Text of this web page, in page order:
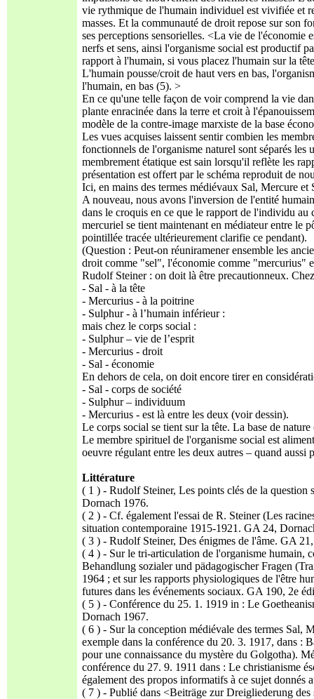
vie rythmique de l'humain individuel est vivifiée et
masses. Et la communauté de droit repose sur son
ses perceptions sensorielles. <La vie de l'économie
nerfs et sens, ainsi l'organisme social est productif
rapport à l'humain, si vous placez l'humain sur la
L'humain pousse/croit de haut vers en bas,
l'humain, en bas (5). >
En ce qu'une telle façon de voir comprend la vie
plante enracinée dans la terre et croit à
modèle de la contre-image marxiste de la base
Les vues acquises laissent sentir combien les
fonctionnels de l'organisme naturel sont séparés
membrement étatique est sain lorsqu'il reflète les
présentation est offert par le schéma reproduit de
Ici, en mains des termes médiévaux Sal, Mercure
A nouveau, nous avons l'inversion de l'entité
dans le croquis en ce que le rapport de l'individu au
mercuriel se tient maintenant en médiateur entre
pointillée tracée ultérieurement clarifie ce pendant).
(Question : Peut-on réuniramener ensemble les
droit comme "sel", l'économie comme "mercurius"
Rudolf Steiner : on doit là être precautionneux.
- Sal - à la tête
- Mercurius - à la poitrine
- Sulphur - à l’humain inférieur :
mais chez le corps social :
- Sulphur – vie de l’esprit
- Mercurius - droit
- Sal - économie
En dehors de cela, on doit encore tirer en
- Sal - corps de société
- Sulphur – individuum
- Mercurius - est là entre les deux (voir dessin).
Le corps social se tient sur la tête. La base de
Le membre spirituel de l'organisme social est
oeuvre régulant entre les deux autres – quand aussi
Littérature
( 1 ) - Rudolf Steiner, Les points clés de la question
Dornach 1976.
( 2 ) - Cf. également l'essai de R. Steiner (Les
situation contemporaine 1915-1921. GA 24,
( 3 ) - Rudolf Steiner, Des énigmes de l'âme. GA
( 4 ) - Sur le tri-articulation de l'organisme humain,
Behandlung sozialer und pädagogischer Fragen
1964 ; et sur les rapports physiologiques de l'être
futures dans les événements sociaux. GA 190, 2e
( 5 ) - Conférence du 25. 1. 1919 in : Le
Dornach 1967.
( 6 ) - Sur la conception médiévale des termes Sal,
exemple dans la conférence du 20. 3. 1917, dans :
pour une connaissance du mystère du Golgotha).
conférence du 27. 9. 1911 dans : Le christianisme
également des propos informatifs à ce sujet donnés
( 7 ) - Publié dans <Beiträge zur Dreigliederung